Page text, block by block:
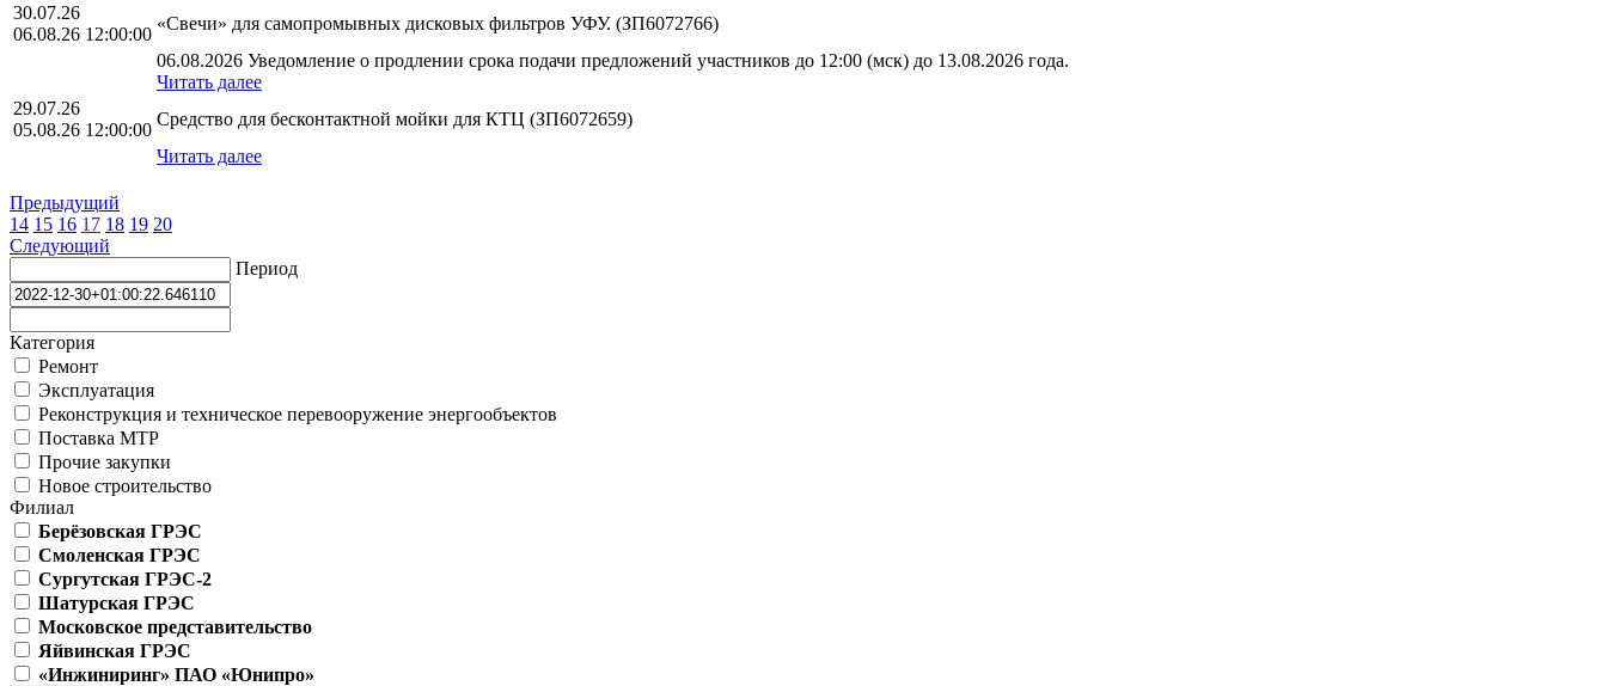
30.07.26
06.08.26 12:00:00
«Свечи» для самопромывных дисковых фильтров УФУ. (ЗП6072766)
06.08.2026 Уведомление о продлении срока подачи предложений участников до 12:00 (мск) до 13.08.2026 года.
Читать далее
29.07.26
05.08.26 12:00:00
Средство для бесконтактной мойки для КТЦ (ЗП6072659)
Читать далее
Предыдущий
14 15 16 17 18 19 20
Следующий
Период
Категория
Ремонт
Эксплуатация
Реконструкция и техническое перевооружение энергообъектов
Поставка МТР
Прочие закупки
Новое строительство
Филиал
Берёзовская ГРЭС
Смоленская ГРЭС
Сургутская ГРЭС-2
Шатурская ГРЭС
Московское представительство
Яйвинская ГРЭС
«Инжиниринг» ПАО «Юнипро»